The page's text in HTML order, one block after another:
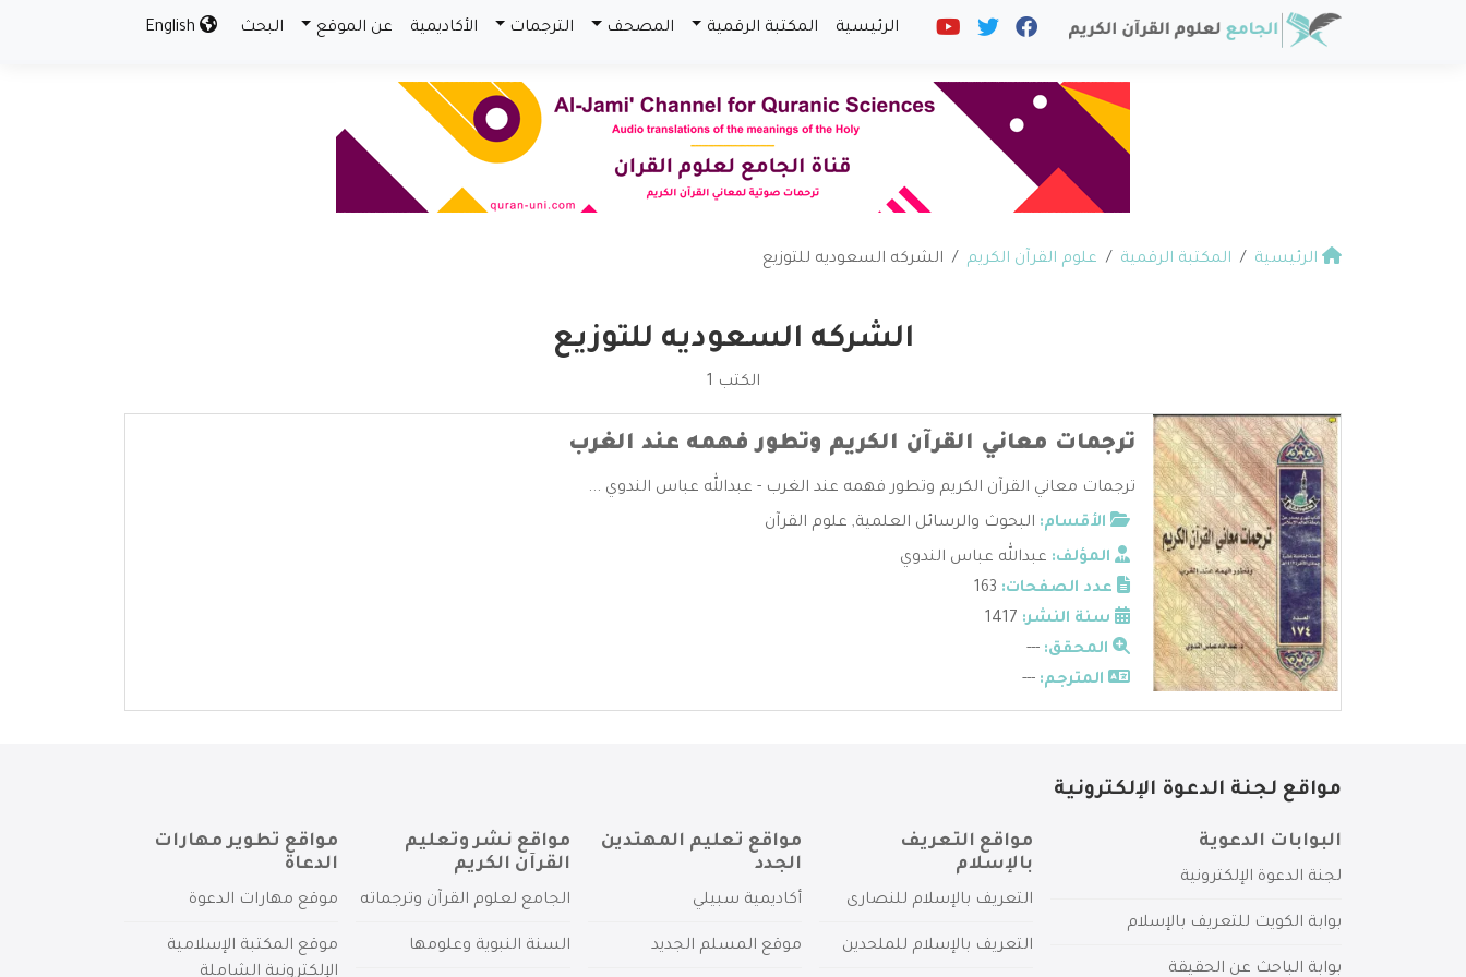
الرئيسية المكتبة الرقمية المصحف الترجمات الأكاديمية عن الموقع البحث
الرئيسية المكتبة الرقمية علوم القرآن الكريم الشركه السعوديه للتوزيع
الشركه السعوديه للتوزيع
الكتب 1
ترجمات معاني القرآن الكريم وتطور فهمه عند الغرب
ترجمات معاني القرآن الكريم وتطور فهمه عند الغرب - عبدالله عباس الندوي ...
الأقسام: البحوث والرسائل العلمية, علوم القرآن
المؤلف: عبدالله عباس الندوي
عدد الصفحات:
سنة النشر:
المحقق: ---
المترجم: ---
مواقع لجنة الدعوة الإلكترونية
البوابات الدعوية
لجنة الدعوة الإلكترونية
بوابة الكويت للتعريف بالإسلام
بوابة الباحث عن الحقيقة
مواقع التعريف
بالإسلام
التعريف بالإسلام للنصارى
التعريف بالإسلام للملحدين
مواقع تعليم المهتدين
الجدد
أكاديمية سبيلي
موقع المسلم الجديد
مواقع نشر وتعليم
القرآن الكريم
الجامع لعلوم القرآن وترجماته
السنة النبوية وعلومها
مواقع تطوير مهارات
الدعاة
موقع مهارات الدعوة
موقع المكتبة الإسلامية
الإلكترونية الشاملة